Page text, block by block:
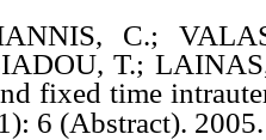
C.;
T.;
fixed time
6 (Abstract). 2005.